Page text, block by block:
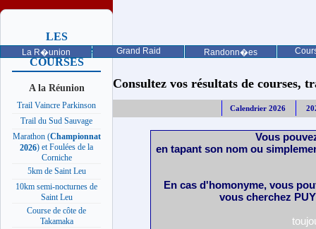
La R�union Grand Raid Randonn�es
LES
PROCHAINES
COURSES
A la Réunion
Trail Vaincre Parkinson
Trail du Sud Sauvage
Marathon (Championnat
2026) et Foulées de la
Corniche
5km de Saint Leu
10km semi-nocturnes de
Saint Leu
Course de côte de
Takamaka
Consultez vos résultats de courses,
Calendrier 2026
Vous
en tapant son nom ou
En cas d'homonyme, vous
vous cherchez